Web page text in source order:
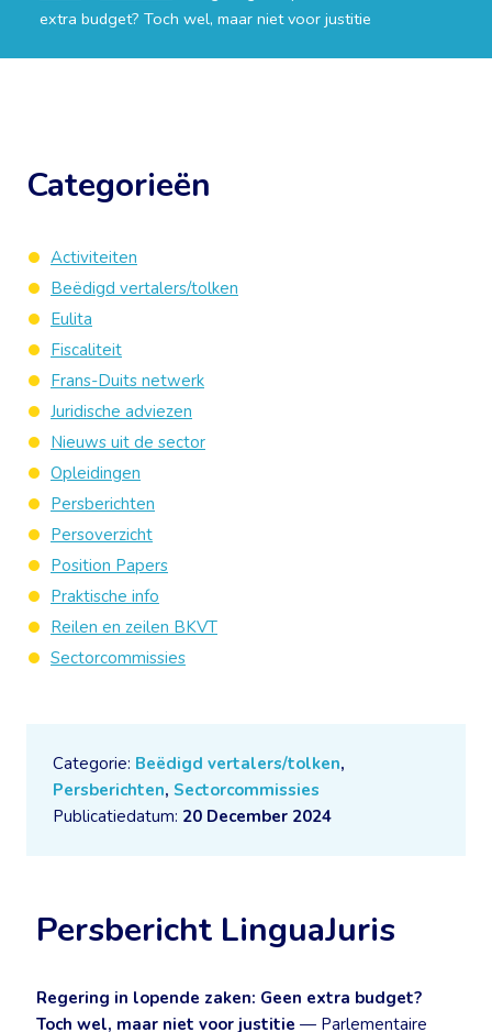
extra budget? Toch wel, maar niet voor justitie
Categorie: Beëdigd vertalers/tolken,
Persberichten, Sectorcommissies
Publicatiedatum: 20 December 2024
Persbericht LinguaJuris
Regering in lopende zaken: Geen extra budget?
Toch wel, maar niet voor justitie — Parlementaire
Categorieën
Activiteiten
Beëdigd vertalers/tolken
Eulita
Fiscaliteit
Frans-Duits netwerk
Juridische adviezen
Nieuws uit de sector
Opleidingen
Persberichten
Persoverzicht
Position Papers
Praktische info
Reilen en zeilen BKVT
Sectorcommissies